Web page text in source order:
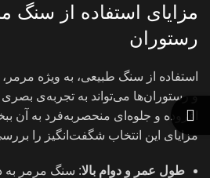
مزایای استفاده از سنگ
رستوران
استفاده از سنگ طبیعی، به ویژه
و رستوران‌ها می‌تواند به تجربه‌ی
افزوده و جلوه‌ای منحصربه‌فرد به آن
مزایای این انتخاب شگفت‌انگیز را
طول عمر و دوام بالا: سنگ مرمر به